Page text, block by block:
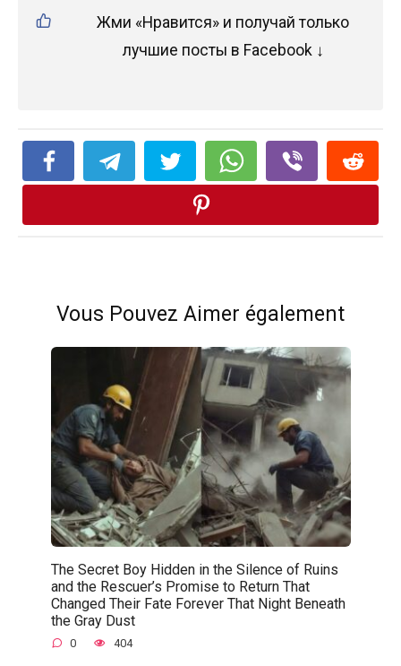
Жми «Нравится» и получай только
лучшие посты в Facebook ↓
Vous Pouvez Aimer également
The Secret Boy Hidden in the Silence of Ruins
and the Rescuer’s Promise to Return That
Changed Their Fate Forever That Night Beneath
the Gray Dust
0 404